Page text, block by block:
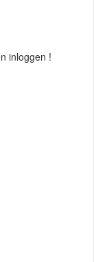
inloggen !